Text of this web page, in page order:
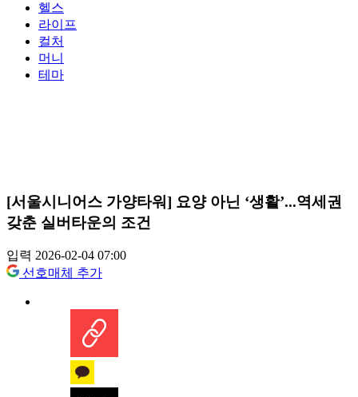
헬스
라이프
컬처
머니
테마
[서울시니어스 가양타워] 요양 아닌 ‘생활’...역세권
갖춘 실버타운의 조건
입력 2026-02-04 07:00
선호매체 추가